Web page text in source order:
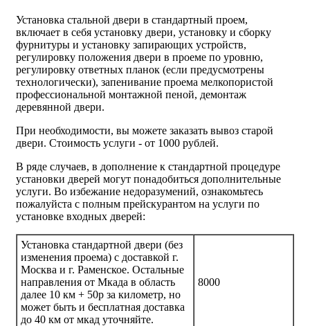
Установка стальной двери в стандартный проем,
включает в себя установку двери, установку и сборку
фурнитуры и установку запирающих устройств,
регулировку положения двери в проеме по уровню,
регулировку ответных планок (если предусмотрены
технологически), запенивание проема мелкопористой
профессиональной монтажной пеной, демонтаж
деревянной двери.
При необходимости, вы можете заказать вывоз старой
двери. Стоимость услуги - от 1000 рублей.
В ряде случаев, в дополнение к стандартной процедуре
установки дверей могут понадобиться дополнительные
услуги. Во избежание недоразумений, ознакомьтесь
пожалуйста с полным прейскурантом на услуги по
установке входных дверей:
Установка стандартной двери (без
изменения проема) с доставкой г.
Москва и г. Раменское. Остальные
направления от Мкада в область
далее 10 км + 50р за километр, но
может быть и бесплатная доставка
до 40 км от мкад уточняйте.
8000